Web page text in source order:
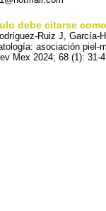
debe citarse
Ruiz J, García-
asociación piel-
Mex 2024; 68 (1): 31-